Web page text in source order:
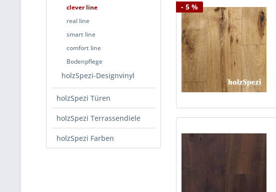
clever line
real line
smart line
comfort line
Bodenpflege
holzSpezi-Designvinyl
holzSpezi Türen
holzSpezi Terrassendiele
holzSpezi Farben
- 5 %